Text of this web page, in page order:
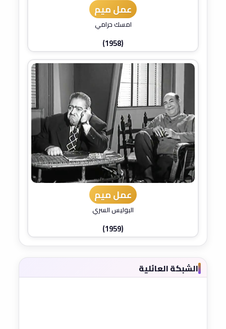
عمل ميم
امسك حرامي
(1958)
عمل ميم
البوليس السري
(1959)
الشبكة العائلية